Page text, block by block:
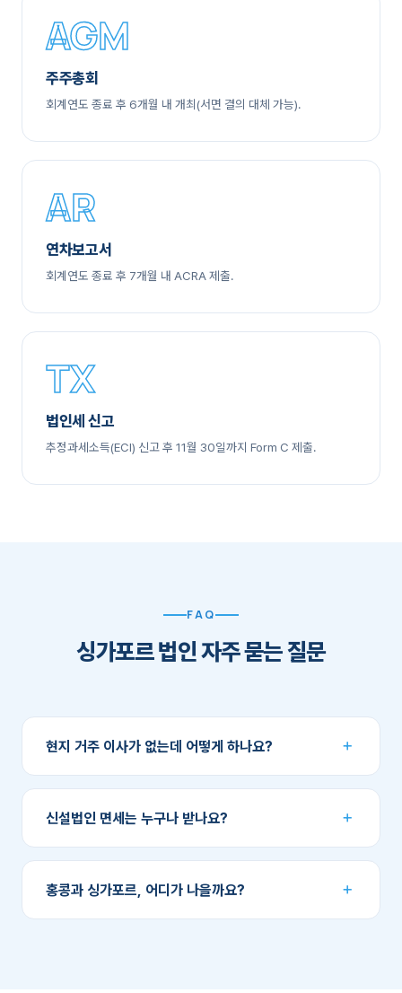
AGM
주주총회
회계연도 종료 후 6개월 내 개최(서면 결의 대체 가능).
AR
연차보고서
회계연도 종료 후 7개월 내 ACRA 제출.
TX
법인세 신고
추정과세소득(ECI) 신고 후 11월 30일까지 Form C 제출.
FAQ
싱가포르 법인 자주 묻는 질문
현지 거주 이사가 없는데 어떻게 하나요? ＋
비자를 받아 본인이 거주 이사가 되면 해지할 수 있습니다.
신설법인 면세는 누구나 받나요? ＋
개발사는 제외됩니다. 대부분의 사업회사는 해당됩니다.
홍콩과 싱가포르, 어디가 나을까요? ＋